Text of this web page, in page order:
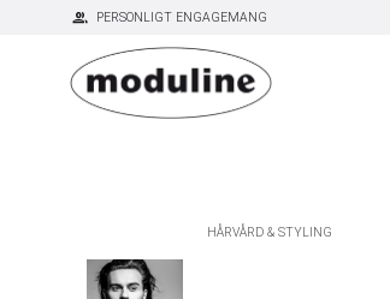
group PERSONLIGT ENGAGEMANG
HÅRVÅRD & STYLING